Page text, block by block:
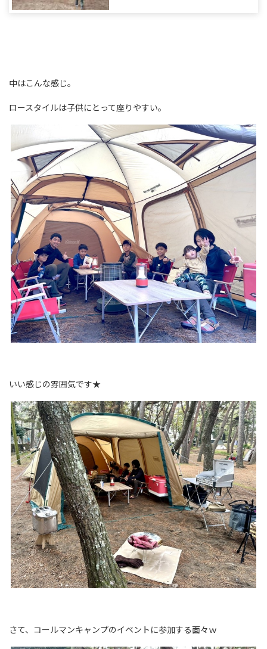
中はこんな感じ。
ロースタイルは子供にとって座りやすい。
いい感じの雰囲気です★
さて、コールマンキャンプのイベントに参加する面々ｗ